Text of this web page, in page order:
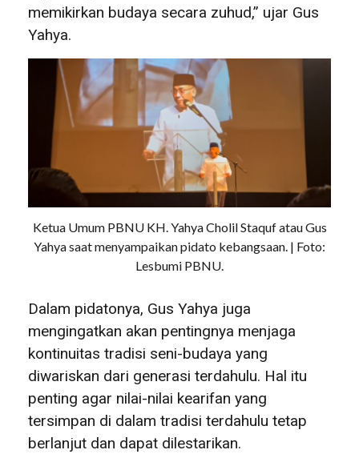
memikirkan budaya secara zuhud,” ujar Gus
Yahya.
Ketua Umum PBNU KH. Yahya Cholil Staquf atau Gus
Yahya saat menyampaikan pidato kebangsaan. | Foto:
Lesbumi PBNU.
Dalam pidatonya, Gus Yahya juga
mengingatkan akan pentingnya menjaga
kontinuitas tradisi seni-budaya yang
diwariskan dari generasi terdahulu. Hal itu
penting agar nilai-nilai kearifan yang
tersimpan di dalam tradisi terdahulu tetap
berlanjut dan dapat dilestarikan.